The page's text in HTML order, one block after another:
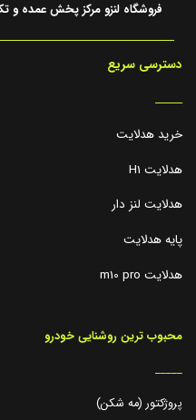
فروشگاه لنزو مرکز پخش عمده و
دسترسی سریع
_____
خرید هدلایت
هدلایت H1
هدلایت لنز دار
پایه هدلایت
هدلایت m10 pro
محبوب ترین روشنایی خودرو
_____
پروژکتور (مه شکن)